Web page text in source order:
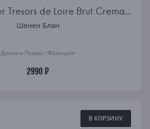
Joseph Verdier Tresors de Loire Brut Cremant de Loire AOC
Шенен Блан
Долина Луары · Франция
2990 ₽
В КОРЗИНУ